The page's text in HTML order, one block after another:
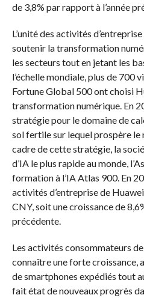
de 3,8% par rapport à l’année
L’unité des activités
soutenir la transformation
les secteurs tout en jetant les
l’échelle mondiale, plus de 700
Fortune Global 500 ont choisi
transformation numérique. En
stratégie pour le domaine de
sol fertile sur lequel prospère le
cadre de cette stratégie, la
d’IA le plus rapide au monde,
formation à l’IA Atlas 900. En
activités d’entreprise de
CNY, soit une croissance de
précédente.
Les activités consommateurs
connaître une forte croissance,
de smartphones expédiés tout
fait état de nouveaux progrès